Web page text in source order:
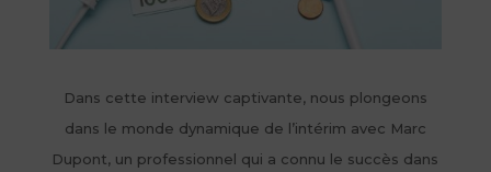
Dans cette interview captivante, nous plongeons
dans le monde dynamique de l’intérim avec Marc
Dupont, un professionnel qui a connu le succès dans